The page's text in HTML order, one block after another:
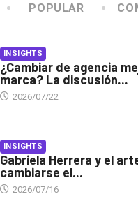
POPULAR
INSIGHTS
¿Cambiar de agencia
marca? La discusión...
2026/07/22
INSIGHTS
Gabriela Herrera y el
cambiarse el...
2026/07/16